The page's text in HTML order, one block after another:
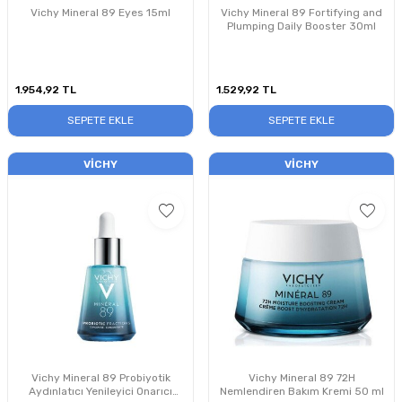
Vichy Mineral 89 Eyes 15ml
1.954,92 TL
SEPETE EKLE
Vichy Mineral 89 Fortifying and
Plumping Daily Booster 30ml
1.529,92 TL
SEPETE EKLE
VICHY
Vichy Mineral 89 Probiyotik
Aydınlatıcı Yenileyici Onarıcı
VICHY
Vichy Mineral 89 72H
Nemlendiren Bakım Kremi 50 ml